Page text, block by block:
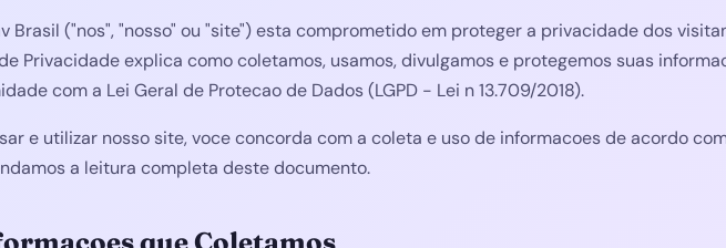
Brasil ("nos", "nosso" ou "site") esta comprometido em proteger a privacidade dos
Privacidade explica como coletamos, usamos, divulgamos e protegemos suas
com a Lei Geral de Protecao de Dados (LGPD - Lei n 13.709/2018).
e utilizar nosso site, voce concorda com a coleta e uso de informacoes de acordo
a leitura completa deste documento.